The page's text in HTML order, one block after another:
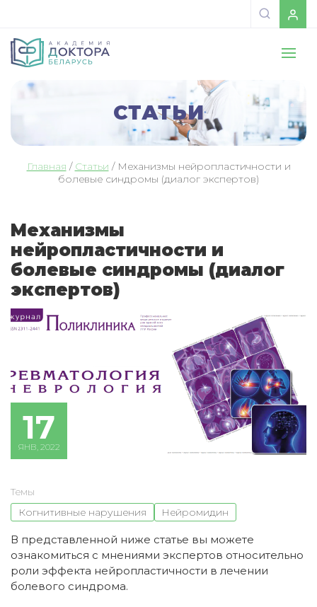
СТАТЬИ
Главная / Статьи / Механизмы нейропластичности и
болевые синдромы (диалог экспертов)
Механизмы
нейропластичности и
болевые синдромы (диалог
экспертов)
17
ЯНВ, 2022
Темы
Когнитивные нарушения
Нейромидин
В представленной ниже статье вы можете
ознакомиться с мнениями экспертов относительно
роли эффекта нейропластичности в лечении
болевого синдрома.